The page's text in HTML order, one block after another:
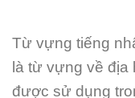
Từ vựng tiếng
là từ vựng về
được sử dụng